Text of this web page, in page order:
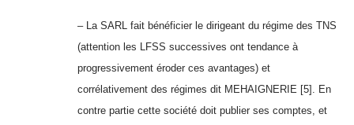
– La SARL fait bénéficier le dirigeant du régime des TNS
(attention les LFSS successives ont tendance à
progressivement éroder ces avantages) et
corrélativement des régimes dit MEHAIGNERIE [5]. En
contre partie cette société doit publier ses comptes, et